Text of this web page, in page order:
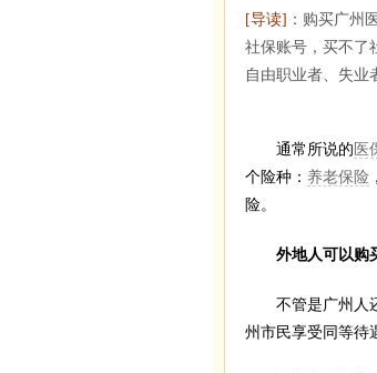
[导读] ：购买广州
社保账号，买不了
自由职业者、失业
通常所说的 医
个险种： 养老保险
险。
外地人可以购
不管是广州人还
州市民享受同等待